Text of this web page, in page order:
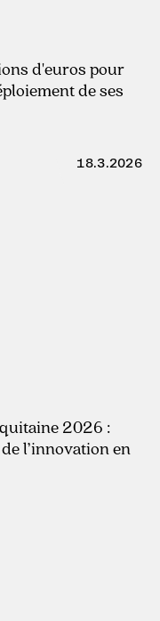
d'euros pour
de ses
18.3.2026
2026 :
l’innovation en